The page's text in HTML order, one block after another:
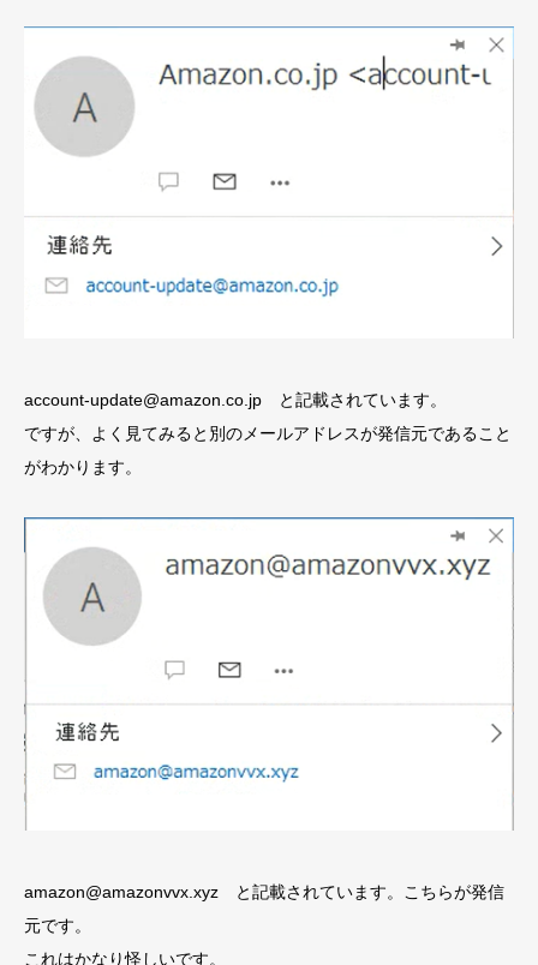
account-update@amazon.co.jp と記載されています。
ですが、よく見てみると別のメールアドレスが発信元であること
がわかります。
amazon@amazonvvx.xyz と記載されています。こちらが発信
元です。
これはかなり怪しいです。